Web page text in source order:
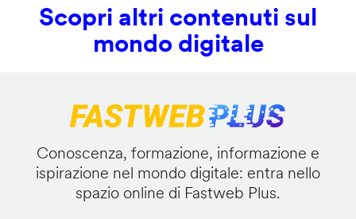
Scopri altri contenuti sul
mondo digitale
Conoscenza, formazione, informazione e
ispirazione nel mondo digitale: entra nello
spazio online di Fastweb Plus.